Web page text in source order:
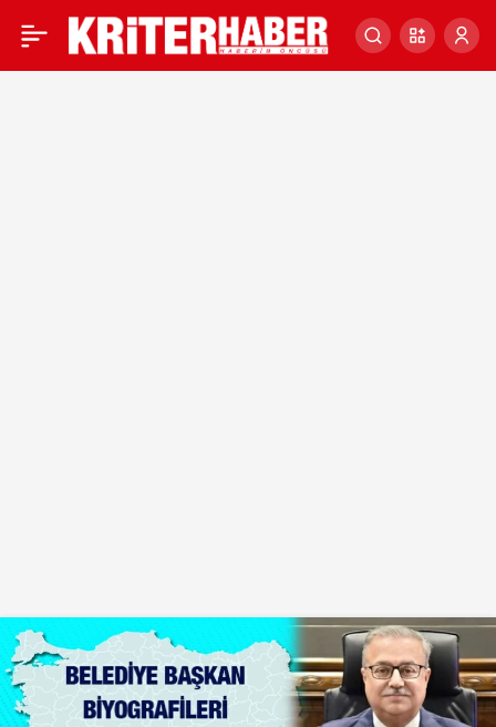
Diyarbakır Büyükşehir 0